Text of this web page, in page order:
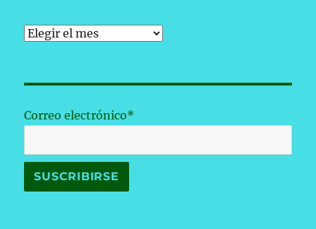
Archivos
Correo electrónico*